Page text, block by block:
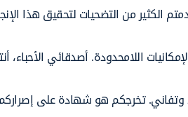
الكثير من التضحيات لتحقيق هذا
اللامحدودة. أصدقائي الأحباء،
وتفاني. تخرجكم هو شهادة على